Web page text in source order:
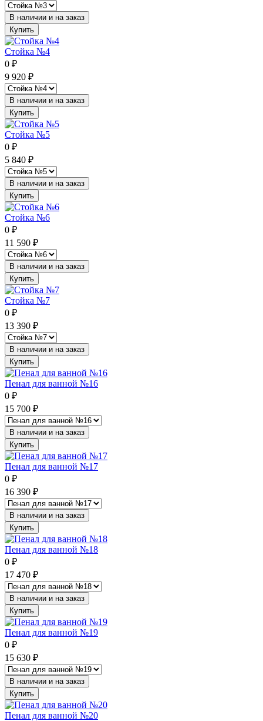
В наличии и на заказ
Купить
Стойка №4
0 ₽
9 920 ₽
В наличии и на заказ
Купить
Стойка №5
0 ₽
5 840 ₽
В наличии и на заказ
Купить
Стойка №6
0 ₽
11 590 ₽
В наличии и на заказ
Купить
Стойка №7
0 ₽
13 390 ₽
В наличии и на заказ
Купить
Пенал для ванной №16
0 ₽
15 700 ₽
В наличии и на заказ
Купить
Пенал для ванной №17
0 ₽
16 390 ₽
В наличии и на заказ
Купить
Пенал для ванной №18
0 ₽
17 470 ₽
В наличии и на заказ
Купить
Пенал для ванной №19
0 ₽
15 630 ₽
В наличии и на заказ
Купить
Пенал для ванной №20